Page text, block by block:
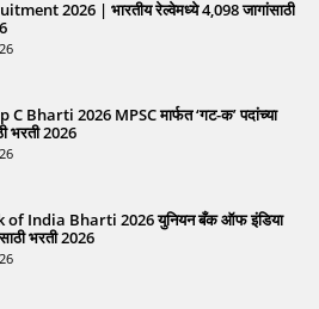
2026 | भारतीय रेल्वेमध्ये 4,098 जागांसाठी
C Bharti 2026 MPSC मार्फत ‘गट-क’ पदांच्या
भरती 2026
India Bharti 2026 युनियन बँक ऑफ इंडिया
भरती 2026